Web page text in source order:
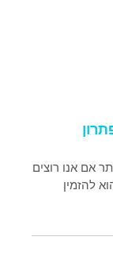
אם אנו רוצים
להזמין